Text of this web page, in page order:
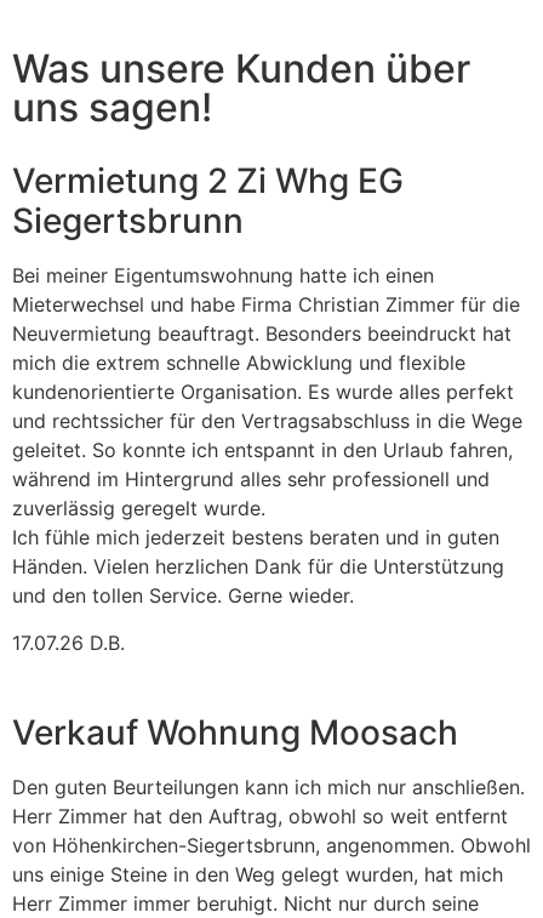
Was unsere Kunden über
uns sagen!
Vermietung 2 Zi Whg EG
Siegertsbrunn
Bei meiner Eigentumswohnung hatte ich einen
Mieterwechsel und habe Firma Christian Zimmer für die
Neuvermietung beauftragt. Besonders beeindruckt hat
mich die extrem schnelle Abwicklung und flexible
kundenorientierte Organisation. Es wurde alles perfekt
und rechtssicher für den Vertragsabschluss in die Wege
geleitet. So konnte ich entspannt in den Urlaub fahren,
während im Hintergrund alles sehr professionell und
zuverlässig geregelt wurde.
Ich fühle mich jederzeit bestens beraten und in guten
Händen. Vielen herzlichen Dank für die Unterstützung
und den tollen Service. Gerne wieder.
17.07.26 D.B.
Verkauf Wohnung Moosach
Den guten Beurteilungen kann ich mich nur anschließen.
Herr Zimmer hat den Auftrag, obwohl so weit entfernt
von Höhenkirchen-Siegertsbrunn, angenommen. Obwohl
uns einige Steine in den Weg gelegt wurden, hat mich
Herr Zimmer immer beruhigt. Nicht nur durch seine